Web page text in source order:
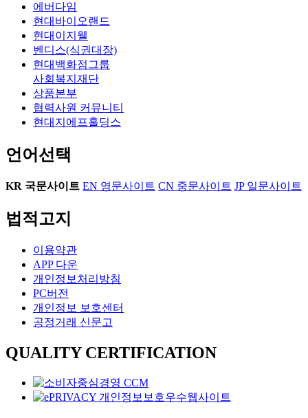
에버다임
현대바이오랜드
현대이지웰
벤디스(식권대장)
현대백화점그룹
사회복지재단
상품본부
협력사원 커뮤니티
현대지에프홀딩스
언어선택
KR 국문사이트 EN 영문사이트 CN 중문사이트 JP일문사이트
법적고지
이용약관
APP 다운
개인정보처리방침
PC버전
개인정보 보호센터
공정거래 신문고
QUALITY CERTIFICATION